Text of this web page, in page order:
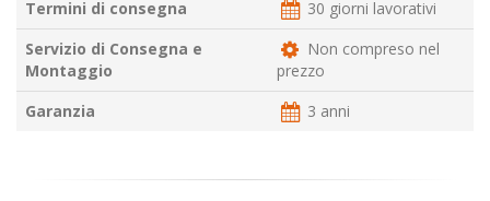
Termini di consegna
30 giorni lavorativi
Servizio di Consegna e
Montaggio
Non compreso nel
prezzo
Garanzia
3 anni